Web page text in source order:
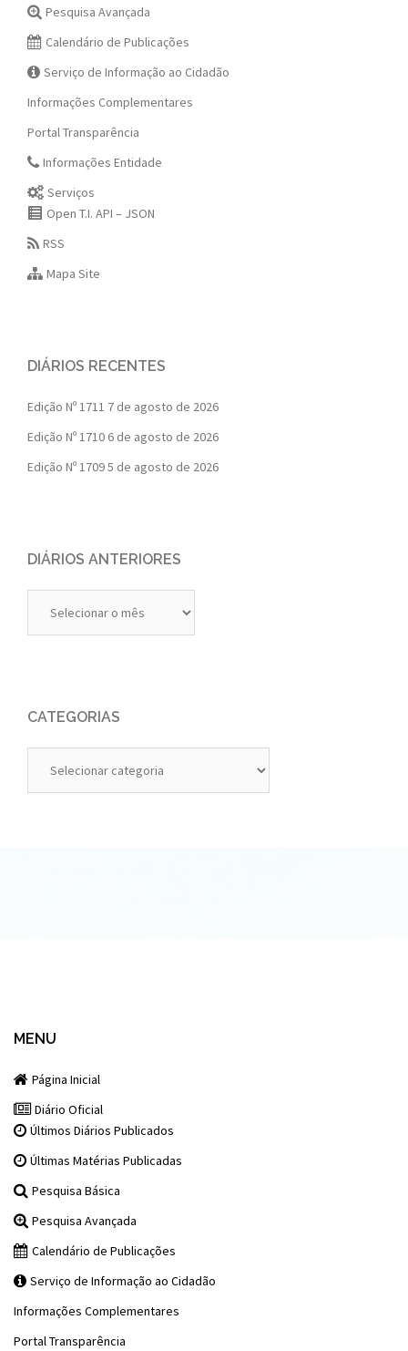
Pesquisa Avançada
Calendário de Publicações
Serviço de Informação ao Cidadão
Informações Complementares
Portal Transparência
Informações Entidade
Serviços
Open T.I. API – JSON
RSS
Mapa Site
DIÁRIOS RECENTES
Edição Nº 1711 7 de agosto de 2026
Edição Nº 1710 6 de agosto de 2026
Edição Nº 17095 de agosto de 2026
DIÁRIOS ANTERIORES
Anteriores
CATEGORIAS
MENU
Página Inicial
Diário Oficial
Últimos Diários Publicados
Últimas Matérias Publicadas
Pesquisa Básica
Pesquisa Avançada
Calendário de Publicações
Serviço de Informação ao Cidadão
Informações Complementares
Portal Transparência